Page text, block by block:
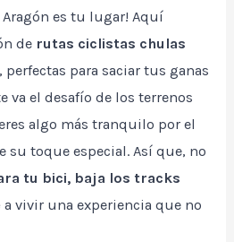
es tu lugar! Aquí
de rutas ciclistas chulas
para saciar tus ganas
va el desafío de los terrenos
algo más tranquilo por el
su toque especial. Así que, no
tu bici, baja los tracks
a vivir una experiencia que no